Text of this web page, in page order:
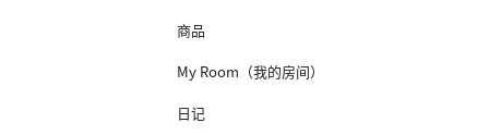
商品
My Room（我的房间）
日记